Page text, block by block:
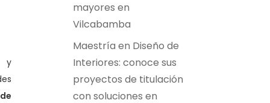
y
mayores en
Vilcabamba
Maestría en Diseño de
Interiores: conoce sus
proyectos de titulación
con soluciones en